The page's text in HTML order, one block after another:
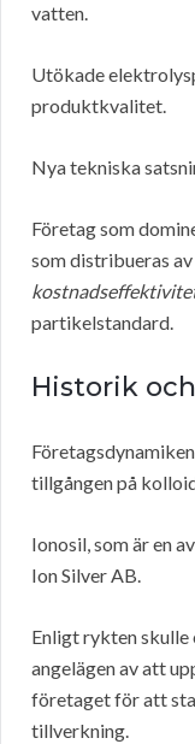
vatten.
Utökade
produktkvalitet.
Nya tekniska
Företag som
som distribueras
partikelstandard.
Historik
tillgången på
Ionosil, som är en
Ion Silver AB.
Enligt rykten skulle
angelägen av att
företaget för att
tillverkning.